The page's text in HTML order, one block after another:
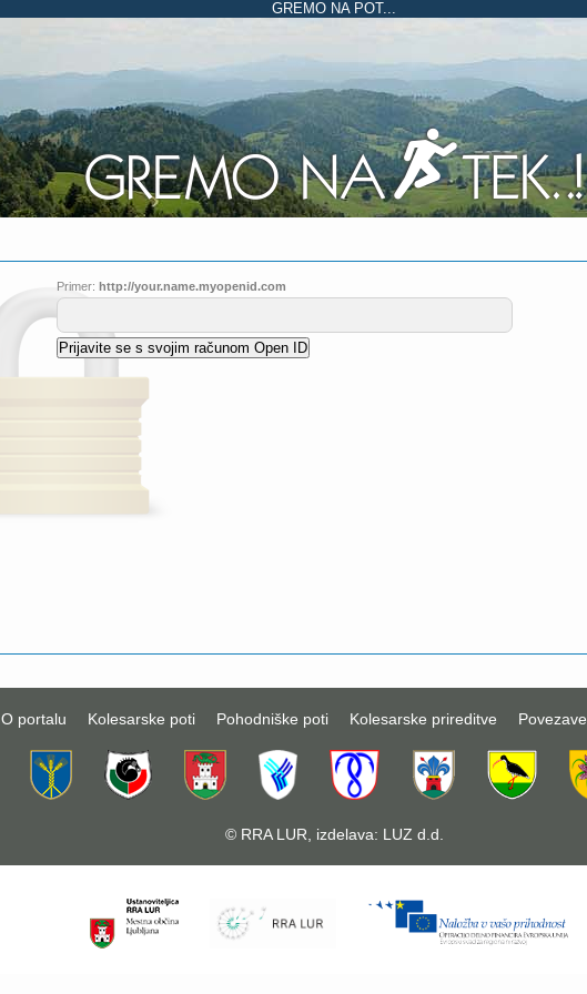
GREMO NA POT...
Primer: http://your.name.myopenid.com
O portalu Kolesarske poti Pohodniške poti Kolesarske prireditve Povezave
© RRA LUR , izdelava: LUZ d.d.